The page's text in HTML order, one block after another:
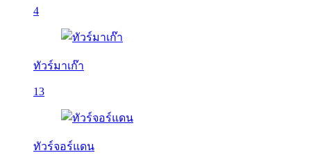
4
ทัวร์มาเก๊า
13
ทัวร์จอร์แดน